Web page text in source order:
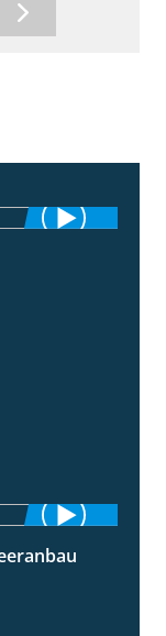
2:49